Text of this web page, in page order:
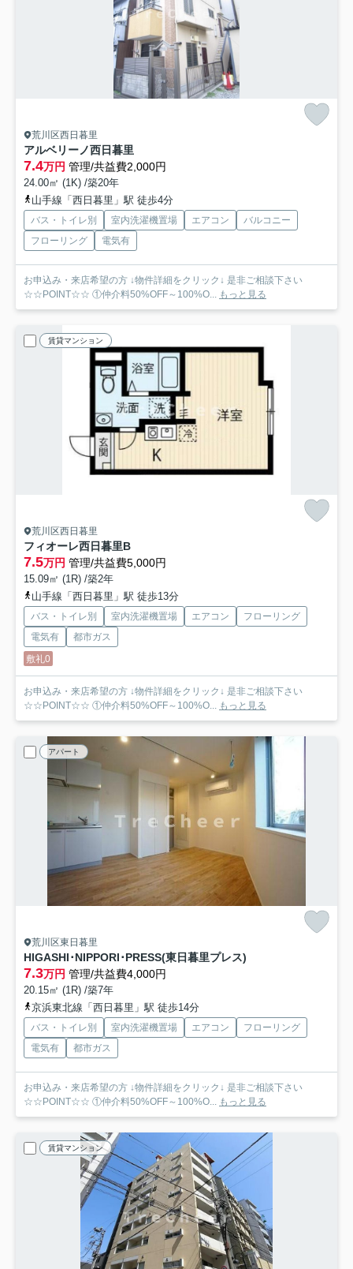
荒川区西日暮里
アルベリーノ西日暮里
7.4万円 管理/共益費2,000円
24.00㎡ (1K) /築20年
山手線「西日暮里」駅 徒歩4分
バス・トイレ別 室内洗濯機置場 エアコン
バルコニー
フローリング
電気有
お申込み・来店希望の方 ↓物件詳細をクリック↓ 是非ご相談下さい
☆☆POINT☆☆ ①仲介料50%OFF～100%O... もっと見る
賃貸マンション
荒川区西日暮里
フィオーレ西日暮里B
7.5万円 管理/共益費5,000円
15.09㎡ (1R) /築2年
山手線「西日暮里」駅 徒歩13分
バス・トイレ別 室内洗濯機置場 エアコン
フローリング
電気有
都市ガス
敷礼0
お申込み・来店希望の方 ↓物件詳細をクリック↓ 是非ご相談下さい
☆☆POINT☆☆ ①仲介料50%OFF～100%O... もっと見る
アパート
荒川区東日暮里
HIGASHI･NIPPORI･PRESS(東日暮里プレス)
7.3万円 管理/共益費4,000円
20.15㎡ (1R) /築7年
京浜東北線「西日暮里」駅 徒歩14分
バス・トイレ別 室内洗濯機置場 エアコン
フローリング
電気有
都市ガス
お申込み・来店希望の方 ↓物件詳細をクリック↓ 是非ご相談下さい
☆☆POINT☆☆ ①仲介料50%OFF～100%O... もっと見る
賃貸マンション